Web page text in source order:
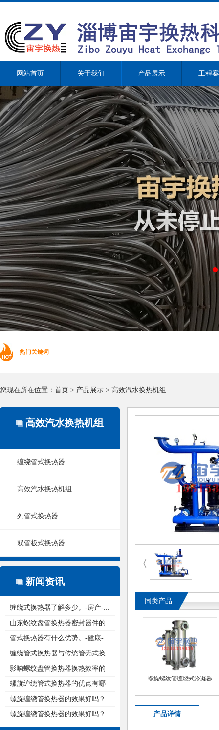
网站首页 关于我们 产品展示 工程
热门关键词
您现在所在位置： 首页 > 产品展示 > 高效汽水换热机组
高效汽水换热机组
缠绕管式换热器
高效汽水换热机组
列管式换热器
双管板式换热器
新闻资讯
缠绕式换热器了解多少。-房产-...
山东螺纹盘管换热器密封器件的
重...
管式换热器有什么优势。-健康-...
缠绕管式换热器与传统管壳式换
热...
影响螺纹盘管换热器换热效率的
原...
螺旋缠绕管式换热器的优点有哪
些...
螺旋缠绕管换热器的效果好吗？
螺旋缠绕管换热器的效果好吗？
〈
同类产品
螺旋螺纹管缠绕式冷凝器
产品详情